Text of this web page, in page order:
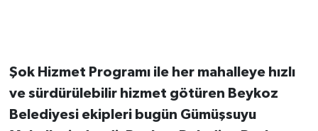
Şok Hizmet Programı ile her mahalleye hızlı
ve sürdürülebilir hizmet götüren Beykoz
Belediyesi ekipleri bugün Gümüşsuyu